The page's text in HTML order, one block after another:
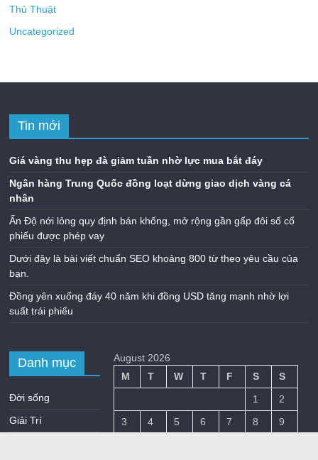
Thủ Thuật
Uncategorized
Tin mới
Giá vàng thu hẹp đà giảm tuần nhờ lực mua bắt đáy
Ngân hàng Trung Quốc đồng loạt dừng giao dịch vàng cá
nhân
Ấn Độ nới lỏng quy định bán khống, mở rộng gần gấp đôi số cổ
phiếu được phép vay
Dưới đây là bài viết chuẩn SEO khoảng 800 từ theo yêu cầu của
bạn.
Đồng yên xuống đáy 40 năm khi đồng USD tăng mạnh nhờ lợi
suất trái phiếu
Danh mục
Đời sống
Giải Trí
August 2026
M
T W T F S
S
1
2
3
4 5 6 7 8
9